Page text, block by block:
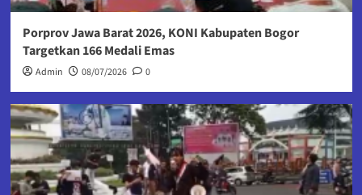
Porprov Jawa Barat 2026, KONI Kabupaten Bogor
Targetkan 166 Medali Emas
Admin 08/07/2026 0